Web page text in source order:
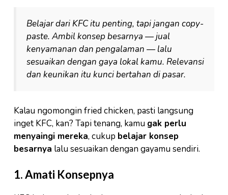
Belajar dari KFC itu penting, tapi jangan copy-
paste. Ambil konsep besarnya — jual
kenyamanan dan pengalaman — lalu
sesuaikan dengan gaya lokal kamu. Relevansi
dan keunikan itu kunci bertahan di pasar.
Kalau ngomongin fried chicken, pasti langsung
inget KFC, kan? Tapi tenang, kamu gak perlu
menyaingi mereka, cukup belajar konsep
besarnya lalu sesuaikan dengan gayamu sendiri.
1. Amati Konsepnya